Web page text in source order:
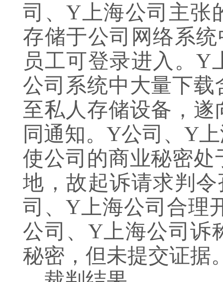
司、Y上海公司主张
存储于公司网络系
员工可登录进入。Y
公司系统中大量下
至私人存储设备，
同通知。Y公司、Y
使公司的商业秘密
地，故起诉请求判
司、Y上海公司合理
公司、Y上海公司诉
秘密，但未提交证据